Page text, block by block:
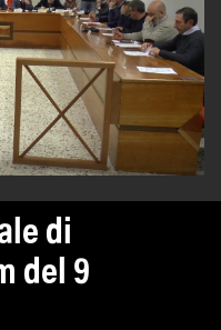
di
del 9